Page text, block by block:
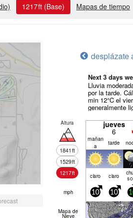
1217ft (Base) Mapas de tiempo
desplázate
Next 3 days
Lluvia
por la tarde.
min 12°C el
generalmente
Altura
1841ft
1529ft
1217ft
jueves
6
mañan
a
tarde
claro claro
mph 10 10
Mapa de
Nieve